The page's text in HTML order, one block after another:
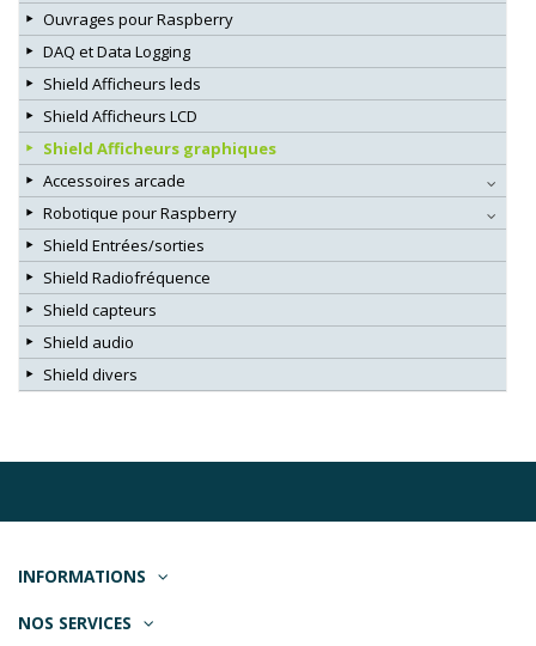
Ouvrages pour Raspberry
DAQ et Data Logging
Shield Afficheurs leds
Shield Afficheurs LCD
Shield Afficheurs graphiques
Accessoires arcade
Robotique pour Raspberry
Shield Entrées/sorties
Shield Radiofréquence
Shield capteurs
Shield audio
Shield divers
INFORMATIONS
NOS SERVICES